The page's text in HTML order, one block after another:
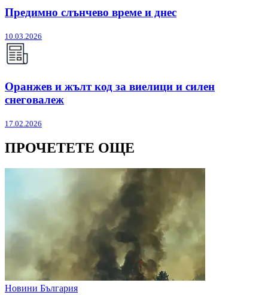
Предимно слънчево време и днес
10.03.2026
Оранжев и жълт код за виелици и силен
снеговалеж
17.02.2026
ПРОЧЕТЕТЕ ОЩЕ
Новини България